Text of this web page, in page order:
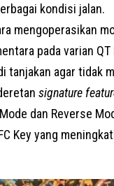
kondisi jalan.
mengoperasikan
pada varian
tanjakan agar tidak
signature
dan Reverse
Key yang